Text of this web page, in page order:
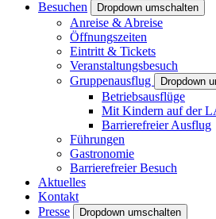
Besuchen
Dropdown umschalten
Anreise & Abreise
Öffnungszeiten
Eintritt & Tickets
Veranstaltungsbesuch
Gruppenausflug
Dropdown
Betriebsausflüge
Mit Kindern auf der
Barrierefreier Ausflug
Führungen
Gastronomie
Barrierefreier Besuch
Aktuelles
Kontakt
Presse
Dropdown umschalten